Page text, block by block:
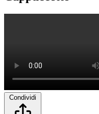
Condividi